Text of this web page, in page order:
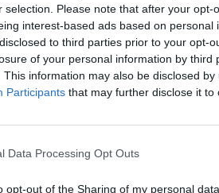
selection. Please note that after your
interest-based ads based on
to third parties prior to your opt-
of your personal information by third
This information may also be disclosed
Participants that may further disclose it to
Data Processing Opt Outs
opt-out of the Sharing of my personal data.
χρονοδιαγράμματα, για το πότε
τα υπάρχοντα ενός ανθρώπου
τρόπο.Το ίδιο ισχύει και για τα
σπεύδουν να αδειάσουν
χρειάζονται μήνες ή και
και λάθος. Υπάρχει μόνο ο
να συμφιλιωθεί με την απώλεια. Η